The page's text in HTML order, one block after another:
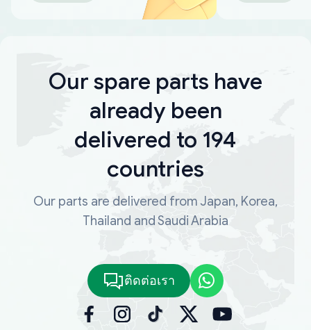
Our spare parts have
already been
delivered to 194
countries
Our parts are delivered from Japan, Korea,
Thailand and Saudi Arabia
ติดต่อเรา